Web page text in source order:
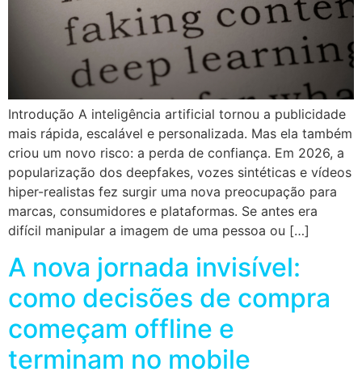
Introdução A inteligência artificial tornou a publicidade
mais rápida, escalável e personalizada. Mas ela também
criou um novo risco: a perda de confiança. Em 2026, a
popularização dos deepfakes, vozes sintéticas e vídeos
hiper-realistas fez surgir uma nova preocupação para
marcas, consumidores e plataformas. Se antes era
difícil manipular a imagem de uma pessoa ou […]
A nova jornada invisível:
como decisões de compra
começam offline e
terminam no mobile